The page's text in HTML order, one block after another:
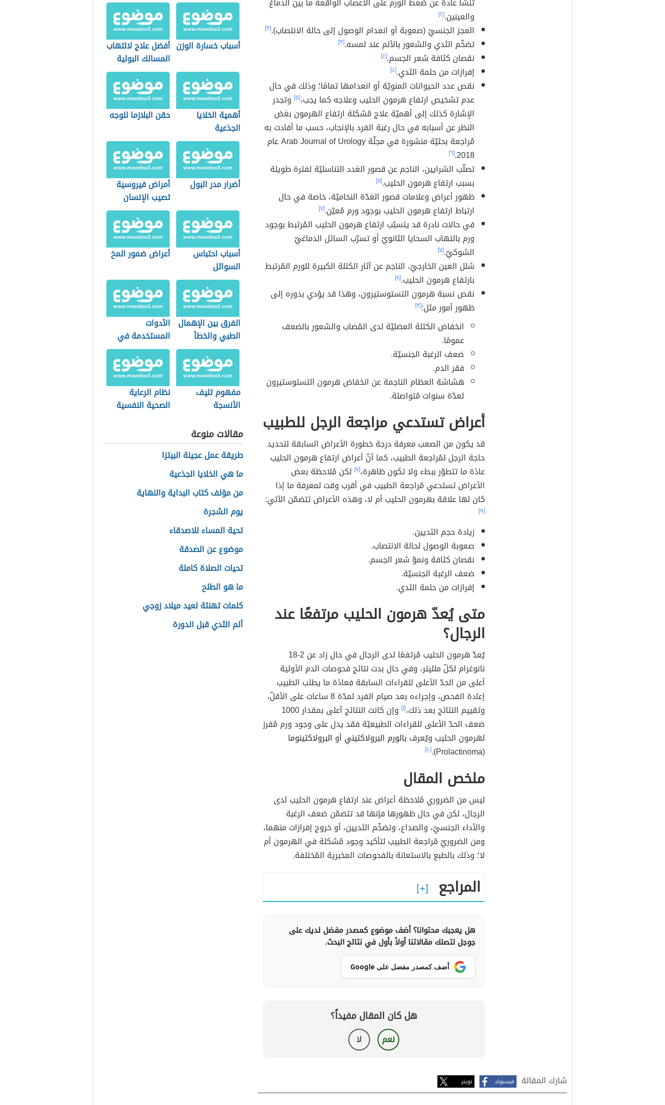
والعينين.[٢]
العجز الجنسيّ (صعوبة أو انعدام الوصول إلى حالة الانتصاب).[٣]
تضخّم الثدي والشعور بالألم عند لمسه.[٣]
نقصان كثافة شعر الجسم.[٤]
إفرازات من حلمة الثدي.[٤]
نقص عدد الحيوانات المنويّة أو انعدامها تمامًا؛ وذلك في حال
عدم تشخيص ارتفاع هرمون الحليب وعلاجه كما يجب،[٥]
وتجدر
الإشارة كذلك إلى أهميّة علاج مُشكلة ارتفاع الهرمون بغض
النظر عن أسبابه في حال رغبة الفرد بالإنجاب، حسب ما أفادت به
مُراجعة بحثيّة منشورة في مجلّة Arab Journal of Urology عام
2018.[٦]
تصلّب الشرايين، الناجم عن قصور الغدد التناسليّة لفترة طويلة
بسبب ارتفاع هرمون الحليب.[٧]
ظهور أعراض وعلامات قصور الغدّة النخاميّة، خاصة في حال
ارتباط ارتفاع هرمون الحليب بوجود ورم مُعيّن.[٧]
في حالات نادرة قد يتسبّب ارتفاع هرمون الحليب المُرتبط بوجود
ورم بالتهاب السحايا الثانويّ أو تسرّب السائل الدماغيّ
الشوكيّ.[٧]
شلل العين الخارجيّ، الناجم عن آثار الكتلة الكبيرة للورم المُرتبط
بارتفاع هرمون الحليب.[٨]
نقص نسبة هرمون التستوستيرون، وهذا قد يؤدي بدوره إلى
ظهور أمور مثل:[٣]
انخفاض الكتلة العضليّة لدى المُصاب والشعور بالضعف
عمومًا.
ضعف الرغبة الجنسيّة.
فقر الدم.
هشاشة العظام الناجمة عن انخفاض هرمون التستوستيرون
لعدّة سنوات مُتواصلة.
أعراض تستدعي مراجعة الرجل للطبيب
قد يكون من الصعب معرفة درجة خطورة الأعراض السابقة لتحديد
حاجة الرجل لمُراجعة الطبيب، كما أنّ أعراض ارتفاع هرمون الحليب
عادًة ما تتطوّر ببطء ولا تكون ظاهرة،[٧]
لكن مُلاحظة بعض
الأعراض تستدعي مُراجعة الطبيب في أقرب وقت لمعرفة ما إذا
كان لها علاقة بهرمون الحليب أم لا، وهذه الأعراض تتضمّن الآتي:
[٩]
زيادة حجم الثديين.
صعوبة الوصول لحالة الانتصاب.
نقصان كثافة ونموّ شعر الجسم.
ضعف الرغبة الجنسيّة.
إفرازات من حلمة الثدي.
متى يُعدّ هرمون الحليب مرتفعًا عند
الرجال؟
يُعدّ هرمون الحليب مُرتفعًا لدى الرجال في حال زاد عن 2-18
نانوغرام لكلّ ملليتر، وفي حال بدت نتائج فحوصات الدم الأولية
أعلى من الحدّ الأعلى للقراءات السابقة فعادًة ما يطلب الطبيب
إعادة الفحص، وإجراءه بعد صيام الفرد لمدّة 8 ساعات على الأقلّ،
وتقييم النتائج بعد ذلك،[١]
وإن كانت النتائج أعلى بمقدار 1000
ضعف الحدّ الأعلى للقراءات الطبيعيّة فقد يدل على وجود ورم مُفرز
لهرمون الحليب ويُعرف بالورم البرولاكتيني أو البرولاكتينوما
(Prolactinoma).
[١٠]
ملخص المقال
ليس من الضروري مُلاحظة أعراض عند ارتفاع هرمون الحليب لدى
الرجال، لكن في حال ظهورها فإنها قد تتضمّن ضعف الرغبة
والأداء الجنسيّ، والصداع، وتضخّم الثديين، أو خروج إفرازات منهما،
ومن الضروريّ مُراجعة الطبيب لتأكيد وجود مُشكلة في الهرمون أم
لا؛ وذلك بالطبع بالاستعانة بالفحوصات المخبرية المُختلفة.
المراجع
هل يعجبك محتوانا؟ أضف موضوع كمصدر مفضل لديك على
جوجل لتصلك مقالاتنا أولاً بأول في نتائج البحث.
أضف كمصدر مفضل على Google
هل كان المقال مفيداً؟
نعم لا
شارك المقالة فيسبوك تويتر
أسباب خسارة الوزن أفضل علاج لالتهاب
المسالك البولية
أهمية الخلايا
الجذعية
حقن البلازما للوجه
أضرار مدر البول
أمراض فيروسية
تصيب الإنسان
أسباب احتباس
السوائل
أعراض ضمور المخ
الفرق بين الإهمال
الطبي والخطأ
الطبي
الأدوات
المستخدمة في
طب النساء
والتوليد
مفهوم تليف
الأنسجة
نظام الرعاية
الصحية النفسية
مقالات منوعة
طريقة عمل عجينة البيتزا
ما هي الخلايا الجذعية
من مؤلف كتاب البداية والنهاية
يوم الشجرة
تحية المساء للاصدقاء
موضوع عن الصدقة
تحيات الصلاة كاملة
ما هو الطلح
كلمات تهنئة لعيد ميلاد زوجي
ألم الثدي قبل الدورة